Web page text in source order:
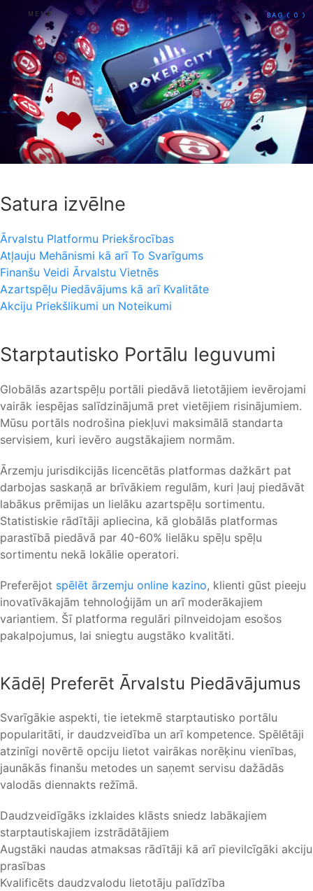
MENU BAG( 0 )
Satura izvēlne
Ārvalstu Platformu Priekšrocības
Atļauju Mehānismi kā arī To Svarīgums
Finanšu Veidi Ārvalstu Vietnēs
Azartspēļu Piedāvājums kā arī Kvalitāte
Akciju Priekšlikumi un Noteikumi
Starptautisko Portālu Ieguvumi
Globālās azartspēļu portāli piedāvā lietotājiem ievērojami
vairāk iespējas salīdzinājumā pret vietējiem risinājumiem.
Mūsu portāls nodrošina piekļuvi maksimālā standarta
servisiem, kuri ievēro augstākajiem normām.
Ārzemju jurisdikcijās licencētās platformas dažkārt pat
darbojas saskaņā ar brīvākiem regulām, kuri ļauj piedāvāt
labākus prēmijas un lielāku azartspēļu sortimentu.
Statistiskie rādītāji apliecina, kā globālās platformas
parastībā piedāvā par 40-60% lielāku spēļu spēļu
sortimentu nekā lokālie operatori.
Preferējot spēlēt ārzemju online kazino, klienti gūst pieeju
inovatīvākajām tehnoloģijām un arī moderākajiem
variantiem. Šī platforma regulāri pilnveidojam esošos
pakalpojumus, lai sniegtu augstāko kvalitāti.
Kādēļ Preferēt Ārvalstu Piedāvājumus
Svarīgākie aspekti, tie ietekmē starptautisko portālu
popularitāti, ir daudzveidība un arī kompetence. Spēlētāji
atzinīgi novērtē opciju lietot vairākas norēķinu vienības,
jaunākās finanšu metodes un saņemt servisu dažādās
valodās diennakts režīmā.
Daudzveidīgāks izklaides klāsts sniedz labākajiem
starptautiskajiem izstrādātājiem
Augstāki naudas atmaksas rādītāji kā arī pievilcīgāki akciju
prasības
Kvalificēts daudzvalodu lietotāju palīdzība